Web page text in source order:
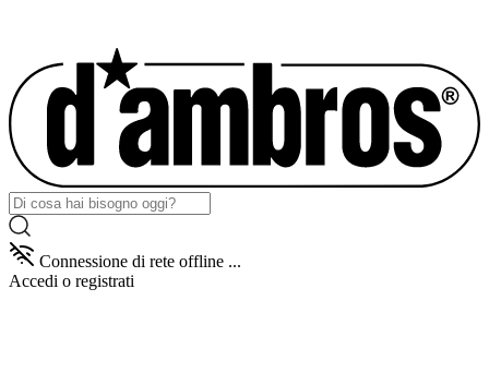
Connessione di rete offline ...
Accedi o registrati